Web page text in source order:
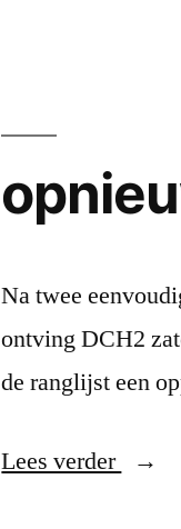
Na twee
ontving DCH2
de ranglijst een
Lees verder